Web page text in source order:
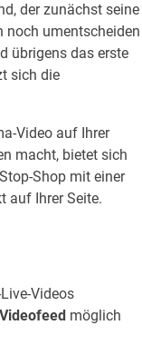
der zunächst seine
noch umentscheiden
übrigens das erste
sich die
Video auf Ihrer
macht, bietet sich
Shop mit einer
auf Ihrer Seite.
Videos
möglich